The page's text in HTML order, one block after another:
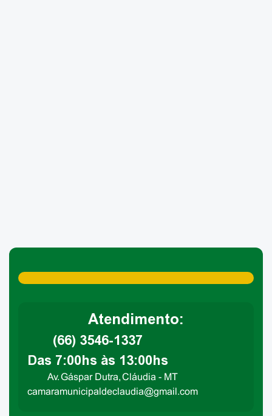
Atendimento:
(66) 3546-1337
Das 7:00hs às 13:00hs
Av. Gáspar Dutra, Cláudia - MT
camaramunicipaldeclaudia@gmail.com